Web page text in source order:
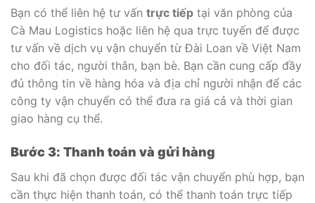
Bạn có thể liên hệ tư vấn trực tiếp tại văn phòng của
Cà Mau Logistics hoặc liên hệ qua trực tuyến để được
tư vấn về dịch vụ vận chuyển từ Đài Loan về Việt Nam
cho đối tác, người thân, bạn bè. Bạn cần cung cấp đầy
đủ thông tin về hàng hóa và địa chỉ người nhận để các
công ty vận chuyển có thể đưa ra giá cả và thời gian
giao hàng cụ thể.
Bước 3: Thanh toán và gửi hàng
Sau khi đã chọn được đối tác vận chuyển phù hợp, bạn
cần thực hiện thanh toán, có thể thanh toán trực tiếp